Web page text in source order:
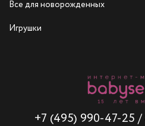
Все для новорожденных
Игрушки
+7 (495) 990-47-25 /